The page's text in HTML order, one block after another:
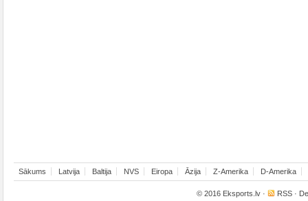
Sākums Latvija Baltija NVS Eiropa Āzija Z-Amerika D-Amerika
© 2016 Eksports.lv · RSS ·